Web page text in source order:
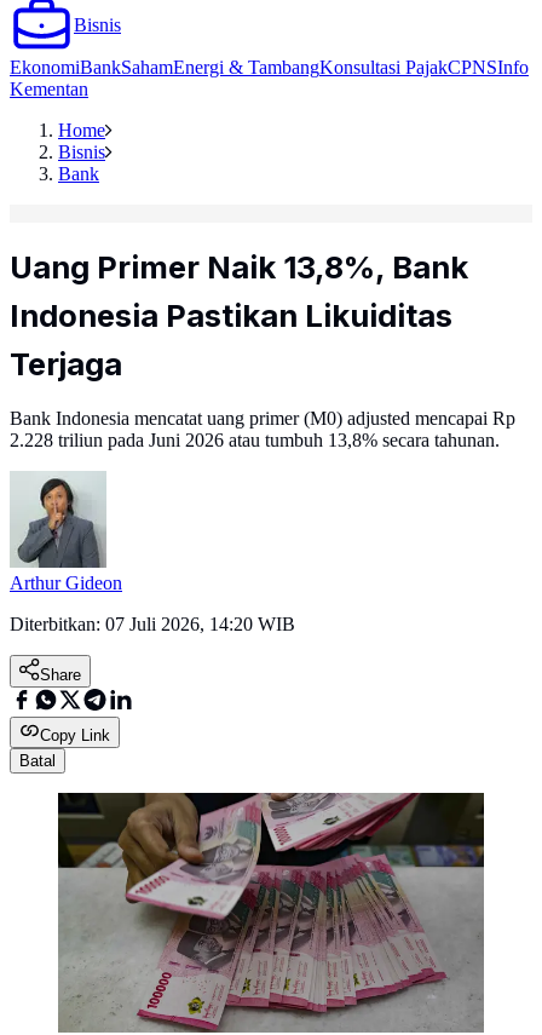
Bisnis
EkonomiBankSahamEnergi & TambangKonsultasi PajakCPNSInfo
Kementan
Home
Bisnis
Bank
Uang Primer Naik 13,8%, Bank
Indonesia Pastikan Likuiditas
Terjaga
Bank Indonesia mencatat uang primer (M0) adjusted mencapai Rp
2.228 triliun pada Juni 2026 atau tumbuh 13,8% secara tahunan.
Arthur Gideon
Diterbitkan: 07 Juli 2026, 14:20 WIB
Share
Copy Link
Batal